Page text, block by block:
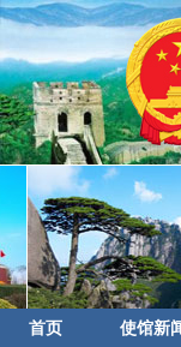
首页 使馆新